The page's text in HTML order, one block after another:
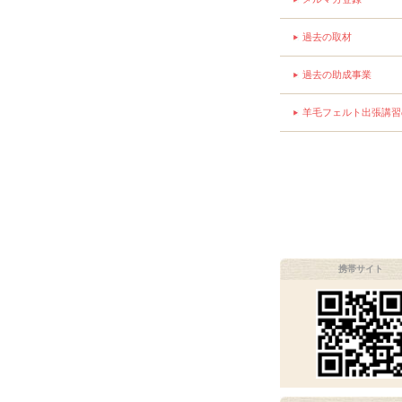
過去の取材
過去の助成事業
羊毛フェルト出張講
携帯サイト